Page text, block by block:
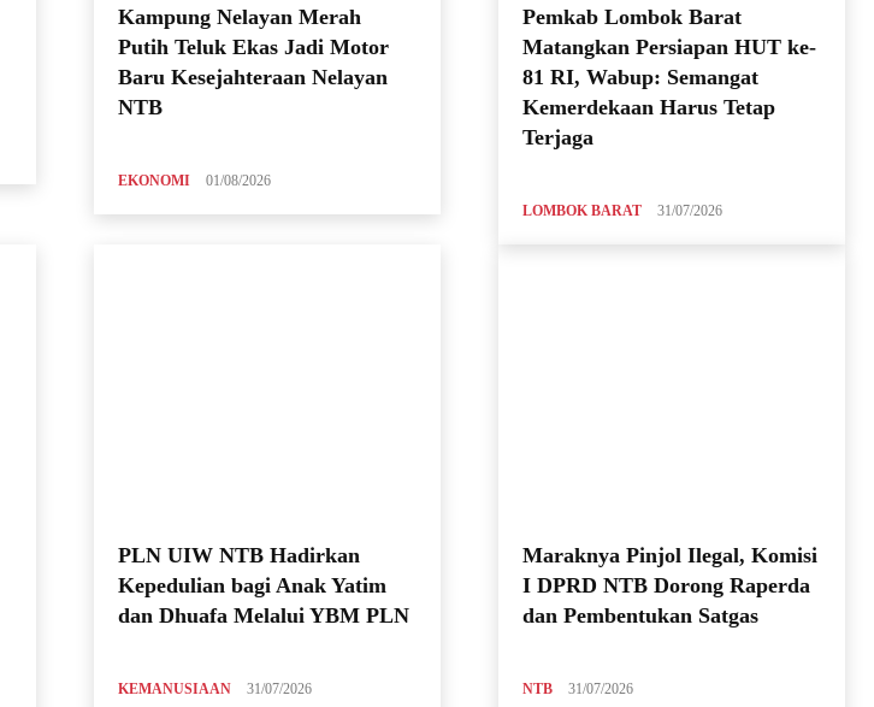
Kampung Nelayan Merah
Putih Teluk Ekas Jadi Motor
Baru Kesejahteraan Nelayan
NTB
EKONOMI 01/08/2026
Pemkab Lombok Barat
Matangkan Persiapan HUT ke-
81 RI, Wabup: Semangat
Kemerdekaan Harus Tetap
Terjaga
LOMBOK BARAT 31/07/2026
PLN UIW NTB Hadirkan
Kepedulian bagi Anak Yatim
dan Dhuafa Melalui YBM PLN
KEMANUSIAAN 31/07/2026
Maraknya Pinjol Ilegal, Komisi
I DPRD NTB Dorong Raperda
dan Pembentukan Satgas
NTB 31/07/2026